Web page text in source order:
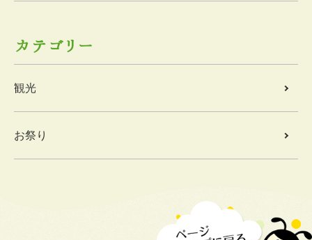
カテゴリー
観光
お祭り